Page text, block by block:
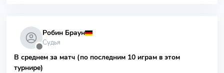
⬤
Робин Браун
Судья
В среднем за матч (по последним 10 играм в этом
турнире)